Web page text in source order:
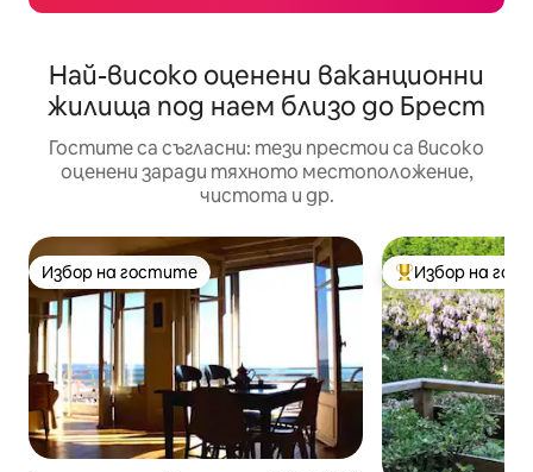
Най-високо оценени ваканционни
жилища под наем близо до Брест
Гостите са съгласни: тези престои са високо
оценени заради тяхното местоположение,
чистота и др.
Избор на гостите
Избор на гостите Най-популярен
Избор на